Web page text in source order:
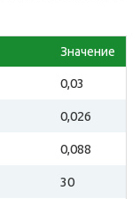
Значение
0,03
0,026
0,088
30